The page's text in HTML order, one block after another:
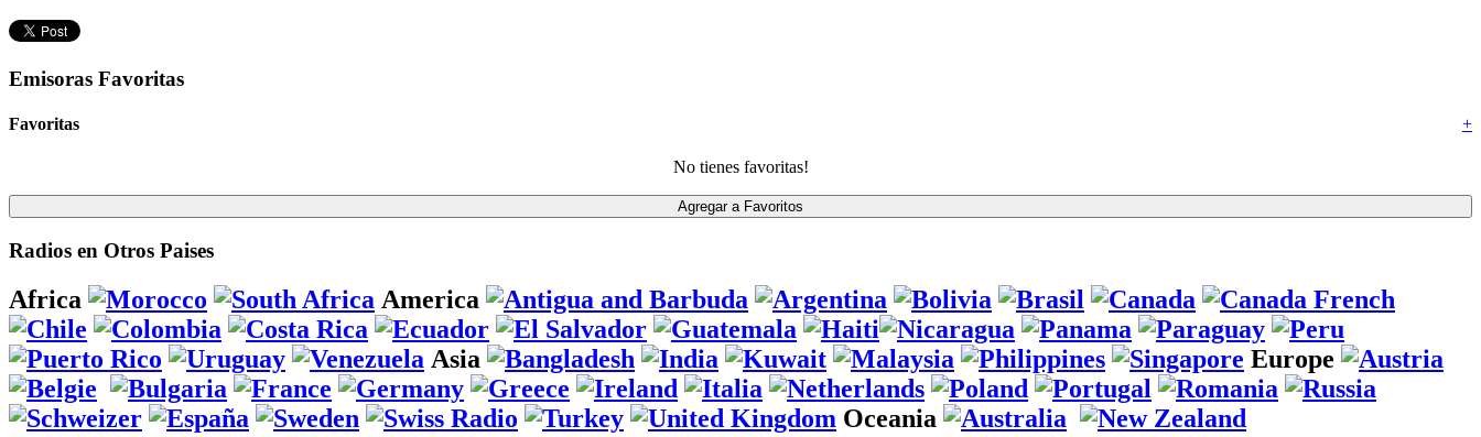
Emisoras Favoritas
+
Favoritas
No tienes favoritas!
Radios en Otros Paises
Africa America
Asia Europe
Oceania